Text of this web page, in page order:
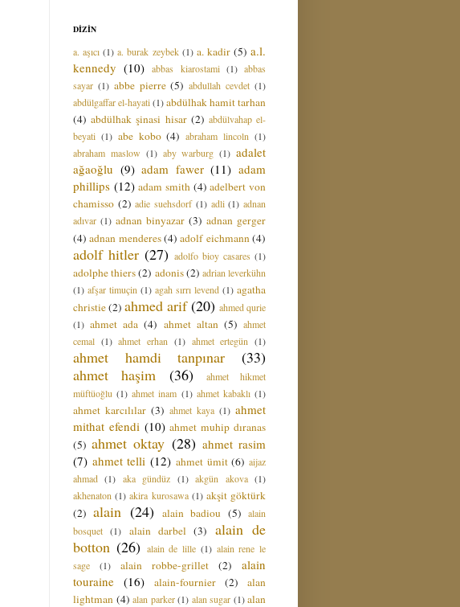
DİZİN
a. aşıcı (1) a. burak zeybek (1) a. kadir (5) a.l.
kennedy (10) abbas kiarostami (1) abbas
sayar (1) abbe pierre (5) abdullah cevdet (1)
abdülgaffar el-hayati(1)abdülhak hamit tarhan
(4) abdülhak şinasi hisar (2) abdülvahap el-
beyati (1) abe kobo (4) abraham lincoln (1)
abraham maslow (1) aby warburg (1) adalet
ağaoğlu (9) adam fawer (11) adam
phillips (12) adam smith (4) adelbert von
chamisso (2) adie suehsdorf (1) adli (1) adnan
adıvar (1) adnan binyazar (3) adnan gerger
(4) adnan menderes(4) adolf eichmann (4)
adolf hitler (27) adolfo bioy casares (1)
adolphe thiers(2) adonis(2) adrian leverkühn
(1) afşar timuçin (1) agah sırrı levend (1) agatha
christie(2) ahmed arif (20) ahmed qurie
(1) ahmet ada (4) ahmet altan (5) ahmet
cemal (1) ahmet erhan (1) ahmet ertegün (1)
ahmet hamdi tanpınar
(33)
ahmet haşim
(36)
ahmet hikmet
müftüoğlu (1) ahmet inam (1) ahmet kabaklı (1)
ahmet karcılılar (3) ahmet kaya (1) ahmet
mithat efendi (10) ahmet muhip dıranas
(5) ahmet oktay (28) ahmet rasim
(7) ahmet telli (12) ahmet ümit (6) aijaz
ahmad (1) aka gündüz (1) akgün akova (1)
akhenaton (1) akira kurosawa (1) akşit göktürk
(2) alain (24) alain badiou (5) alain
bosquet (1) alain darbel (3)
alain de
botton (26) alain de lille (1) alain rene le
sage
(1) alain robbe-grillet (2)
alain
touraine (16) alain-fournier (2)
alan
lightman (4) alan parker (1) alan sugar (1) alan